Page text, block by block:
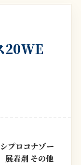
20WE
プロコナゾー
展着剤 その他